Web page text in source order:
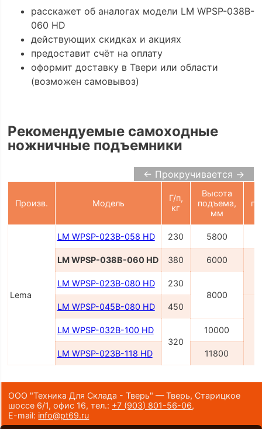
расскажет об аналогах модели LM WPSP-038B-
060 HD
действующих скидках и акциях
предоставит счёт на оплату
оформит доставку в Твери или области
(возможен самовывоз)
Рекомендуемые самоходные
ножничные подъемники
← Прокручивается →
Произв. Модель
Г/п,
кг
Высота
подъема,
мм
Lema
LM WPSP-023B-058 HD 230 5800
LM WPSP-038B-060 HD 380
6000
LM WPSP-023B-080 HD
230
8000
LM WPSP-045B-080 HD
450
LM WPSP-032B-100 HD
320
10000
LM WPSP-023B-118 HD 11800
ООО "Техника Для Склада - Тверь" — Тверь, Старицкое
шоссе 6/1, офис 16,тел.: +7 (903) 801-56-06,
E-mail: info@pt69.ru